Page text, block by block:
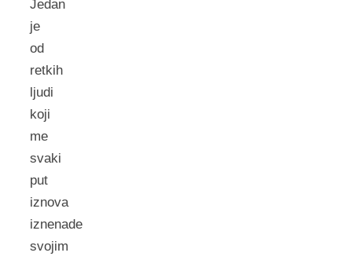
Jedan
je
od
retkih
ljudi
koji
me
svaki
put
iznova
iznenade
svojim